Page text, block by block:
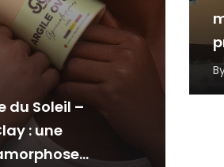
du Soleil –
: une